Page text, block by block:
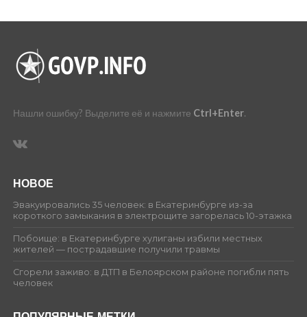
Нашли ошибку? Выделите её и нажмите Ctrl+Enter.
НОВОЕ
Эвакуировались 35 человек: в Екатеринбурге из-за
короткого замыкания в электрощите загорелась 10-этажка
Побоище: в Екатеринбурге хулиганы избили местных
жителей — пострадавшие получили травмы
Сгорели заживо: в ДТП в Белоярском районе погибли пять
человек